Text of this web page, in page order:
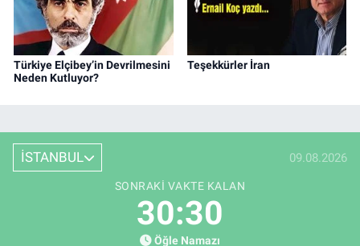
Türkiye Elçibey’in Devrilmesini
Neden Kutluyor?
Teşekkürler İran
İSTANBUL 09.08.2026
SONRAKI VAKTE KALAN
30:29
Öğle Namazı